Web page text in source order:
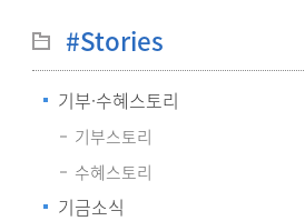
#Stories
기부·수혜스토리
기부스토리
수혜스토리
기금소식